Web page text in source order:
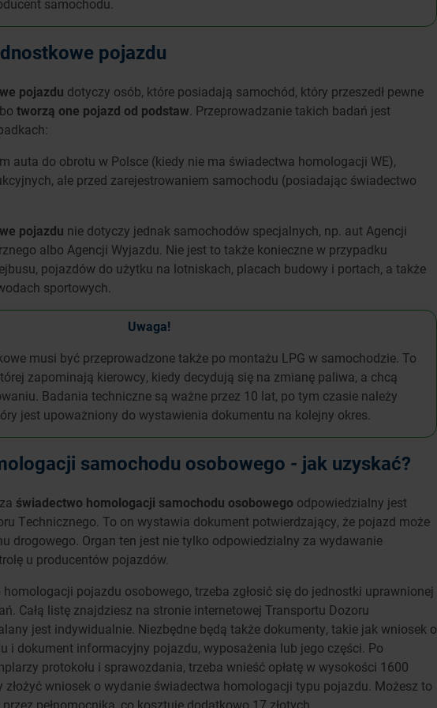
samochodu.
pojazdu
pojazdu dotyczy osób, które posiadają samochód, który przeszedł pewne
tworzą one pojazd od podstaw . Przeprowadzanie takich badań jest
auta do obrotu w Polsce (kiedy nie ma świadectwa homologacji WE),
ale przed zarejestrowaniem samochodu (posiadając świadectwo
pojazdu nie dotyczy jednak samochodów specjalnych, np. aut Agencji
albo Agencji Wyjazdu. Nie jest to także konieczne w przypadku
pojazdów do użytku na lotniskach, placach budowy i portach, a także
sportowych.
Uwaga!
musi być przeprowadzone także po montażu LPG w samochodzie. To
zapominają kierowcy, kiedy decydują się na zmianę paliwa, a chcą
Badania techniczne są ważne przez 10 lat, po tym czasie należy
jest upoważniony do wystawienia dokumentu na kolejny okres.
samochodu osobowego - jak uzyskać?
świadectwo homologacji samochodu osobowego odpowiedzialny jest
Technicznego. To on wystawia dokument potwierdzający, że pojazd może
drogowego. Organ ten jest nie tylko odpowiedzialny za wydawanie
u producentów pojazdów.
pojazdu osobowego, trzeba zgłosić się do jednostki uprawnionej
Całą listę znajdziesz na stronie internetowej Transportu Dozoru
jest indywidualnie. Niezbędne będą także dokumenty, takie jak wniosek o
i dokument informacyjny pojazdu, wyposażenia lub jego części. Po
protokołu i sprawozdania, trzeba wnieść opłatę w wysokości 1600
złożyć wniosek o wydanie świadectwa homologacji typu pojazdu. Możesz to
pełnomocnika, co kosztuje dodatkowo 17 złotych.